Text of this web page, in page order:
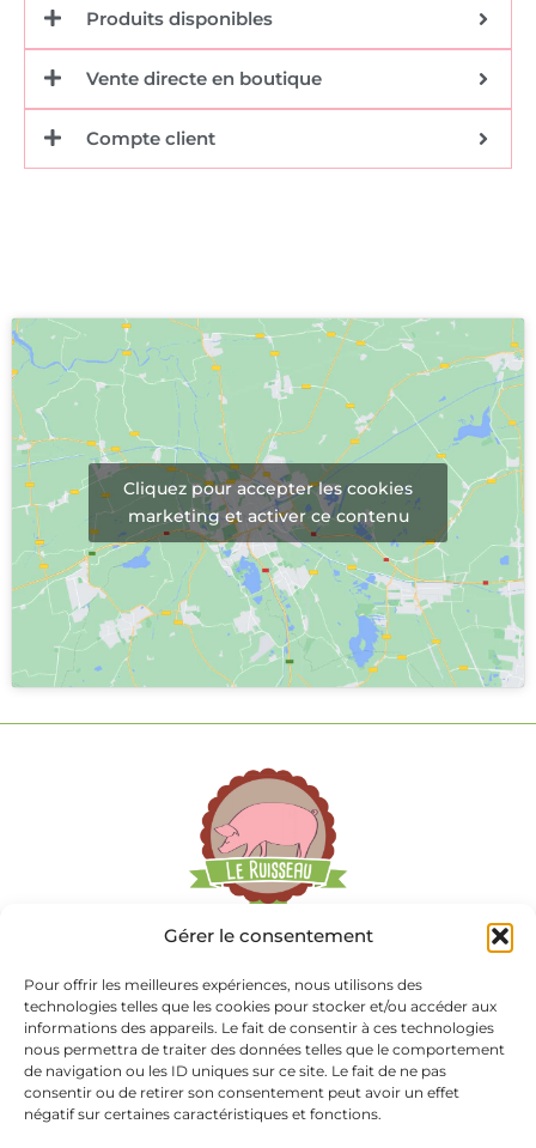
Gérer le consentement
Pour offrir les meilleures expériences, nous utilisons des
technologies telles que les cookies pour stocker et/ou accéder aux
informations des appareils. Le fait de consentir à ces technologies
nous permettra de traiter des données telles que le comportement
de navigation ou les ID uniques sur ce site. Le fait de ne pas
consentir ou de retirer son consentement peut avoir un effet
négatif sur certaines caractéristiques et fonctions.
Produits disponibles
Vente directe en boutique
Compte client
Cliquez pour accepter les cookies
marketing et activer ce contenu
69 La Basse Blinière
85660 Saint Philbert de Bouaine